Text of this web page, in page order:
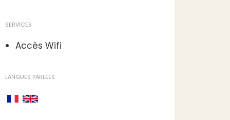
SERVICES
Accès Wifi
LANGUES PARLÉES